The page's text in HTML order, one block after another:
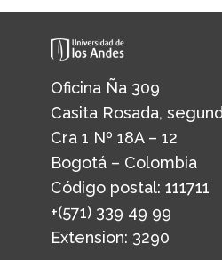
Oficina Ña 309
Casita Rosada,
Cra 1 Nº 18A – 12
Bogotá – Colombia
Código postal: 111711
+(571) 339 49 99
Extension: 3290